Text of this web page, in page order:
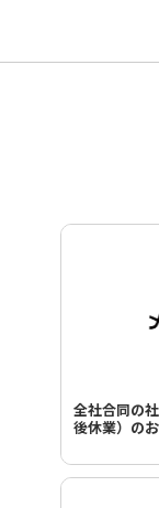
全社合同の
後休業）の